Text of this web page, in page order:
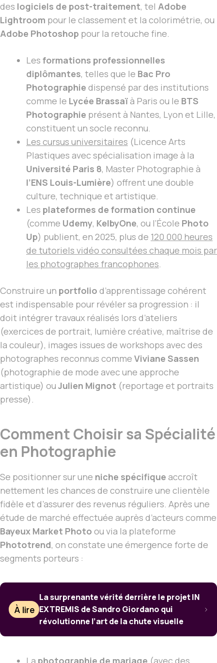
des logiciels de post-traitement, tel Adobe
Lightroom pour le classement et la colorimétrie, ou
Adobe Photoshop pour la retouche fine.
Les formations professionnelles
diplômantes, telles que le Bac Pro
Photographie dispensé par des institutions
comme le Lycée Brassaïà Paris ou le BTS
Photographie présent à Nantes, Lyon et Lille,
constituent un socle reconnu.
Les cursus universitaires (Licence Arts
Plastiques avec spécialisation image à la
Université Paris 8, Master Photographie à
l’ENS Louis-Lumière) offrent une double
culture, technique et artistique.
Les plateformes de formation continue
(comme Udemy, KelbyOne, ou l’École Photo
Up) publient, en 2025, plus de 120 000 heures
de tutoriels vidéo consultées chaque mois par
les photographes francophones.
Construire un portfolio d’apprentissage cohérent
est indispensable pour révéler sa progression : il
doit intégrer travaux réalisés lors d’ateliers
(exercices de portrait, lumière créative, maîtrise de
la couleur), images issues de workshops avec des
photographes reconnus comme Viviane Sassen
(photographie de mode avec une approche
artistique) ou Julien Mignot (reportage et portraits
presse).
Comment Choisir sa Spécialité
en Photographie
Se positionner sur une niche spécifique accroît
nettement les chances de construire une clientèle
fidèle et d’assurer des revenus réguliers. Après une
étude de marché effectuée auprès d’acteurs comme
Bayeux Market Photo ou via la plateforme
Phototrend, on constate une émergence forte de
segments porteurs :
À lire
La surprenante vérité derrière le projet IN
EXTREMIS de Sandro Giordano qui
révolutionne l’art de la chute visuelle
La photographie de mariage (avec des